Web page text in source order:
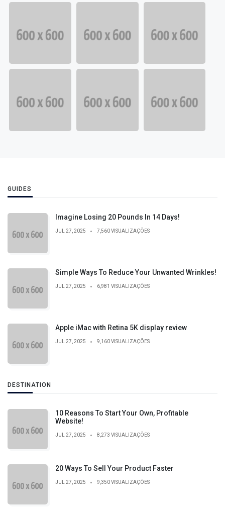
GUIDES
Imagine Losing 20 Pounds In 14 Days!
JUL 27, 2025 7,560 VISUALIZAÇÕES
Simple Ways To Reduce Your Unwanted Wrinkles!
JUL 27, 2025 6,981 VISUALIZAÇÕES
Apple iMac with Retina 5K display review
JUL 27, 2025 9,160 VISUALIZAÇÕES
DESTINATION
10 Reasons To Start Your Own, Profitable
Website!
JUL 27, 2025 8,273 VISUALIZAÇÕES
20 Ways To Sell Your Product Faster
JUL 27, 2025 9,350 VISUALIZAÇÕES